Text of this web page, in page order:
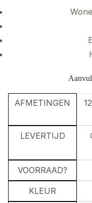
AFMETINGEN
LEVERTIJD
VOORRAAD?
KLEUR